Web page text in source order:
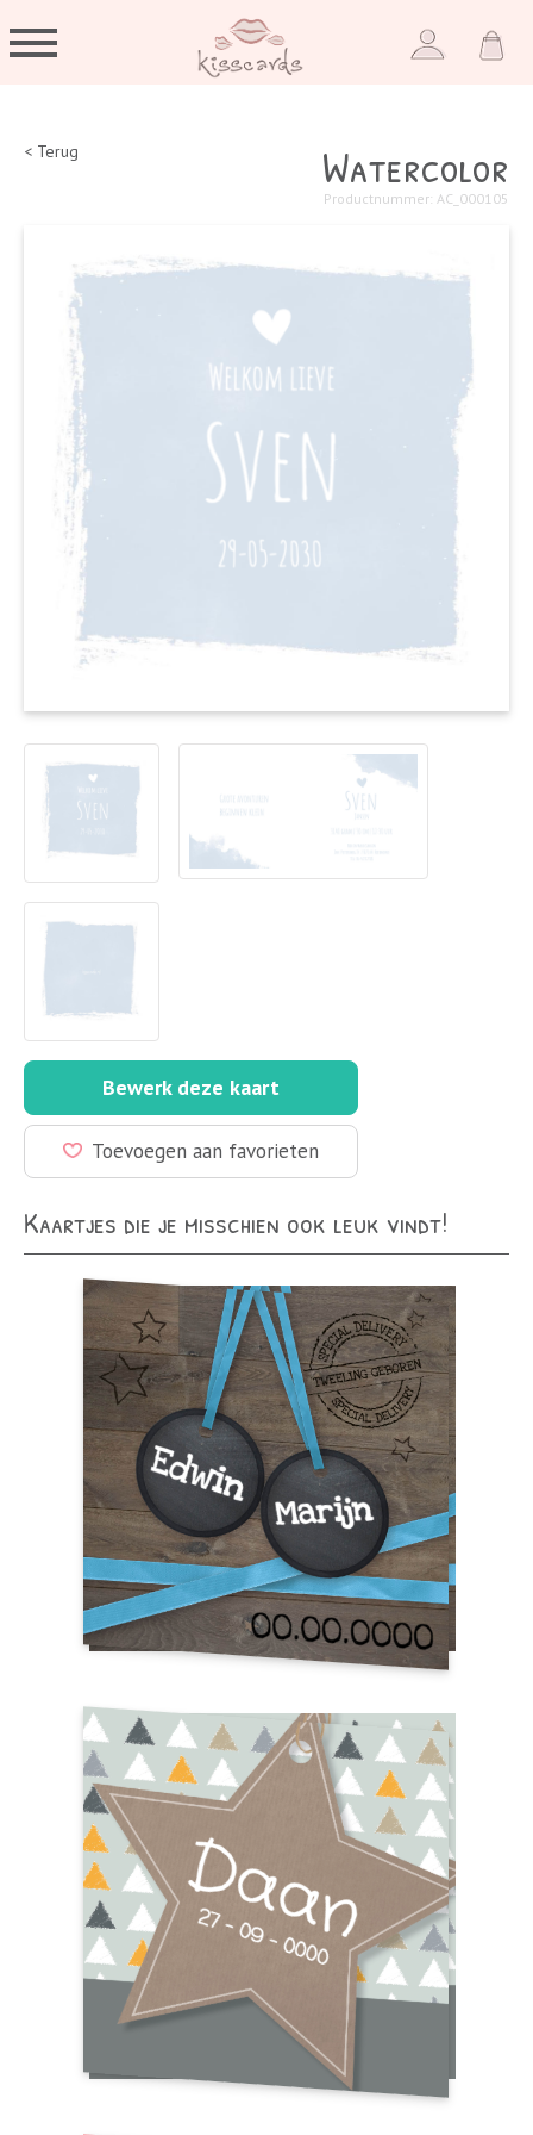
< Terug Watercolor
Productnummer: AC_000105
Bewerk deze kaart
Toevoegen aan favorieten
Kaartjes die je misschien ook leuk vindt!